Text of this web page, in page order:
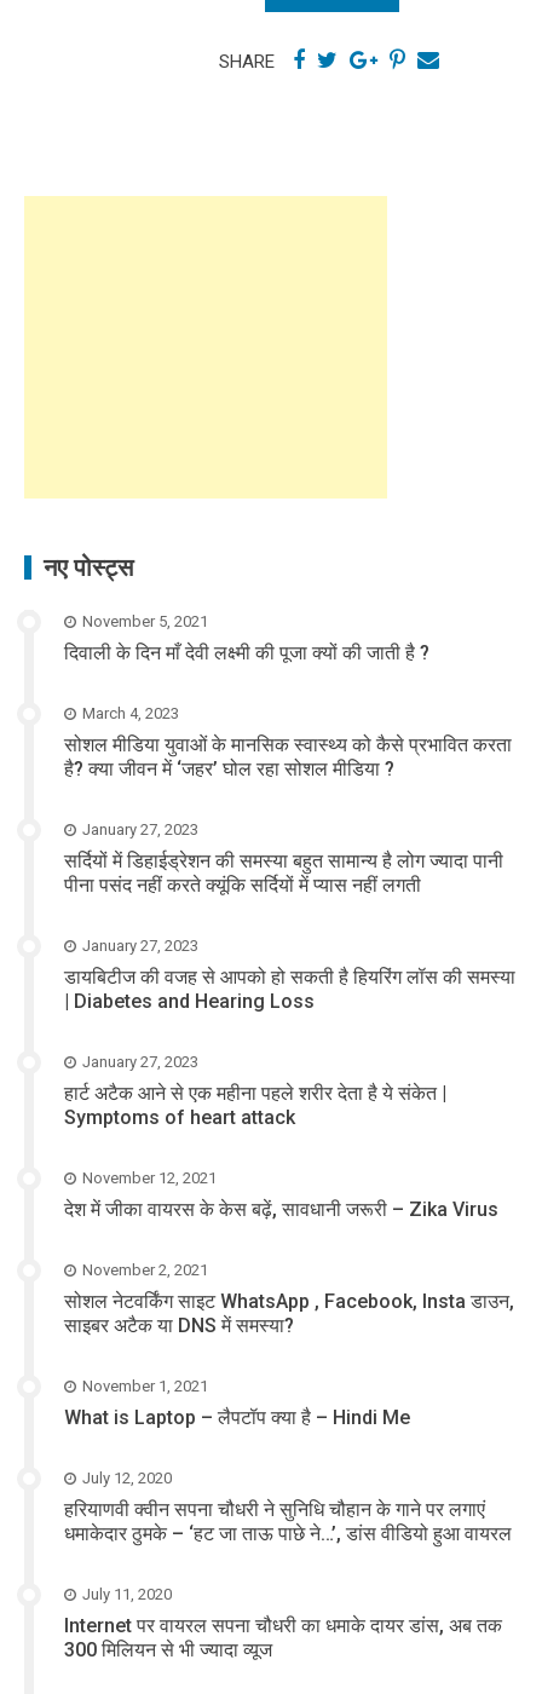
SHARE
नए पोस्ट्स
November 5, 2021
दिवाली के दिन माँ देवी लक्ष्मी की पूजा क्यों की जाती है ?
March 4, 2023
सोशल मीडिया युवाओं के मानसिक स्वास्थ्य को कैसे प्रभावित करता
है? क्या जीवन में ‘जहर’ घोल रहा सोशल मीडिया ?
January 27, 2023
सर्दियों में डिहाईड्रेशन की समस्या बहुत सामान्य है लोग ज्यादा पानी
पीना पसंद नहीं करते क्यूंकि सर्दियों में प्यास नहीं लगती
January 27, 2023
डायबिटीज की वजह से आपको हो सकती है हियरिंग लॉस की समस्या
| Diabetes and Hearing Loss
January 27, 2023
हार्ट अटैक आने से एक महीना पहले शरीर देता है ये संकेत |
Symptoms of heart attack
November 12, 2021
देश में जीका वायरस के केस बढ़ें, सावधानी जरूरी – Zika Virus
November 2, 2021
सोशल नेटवर्किंग साइट WhatsApp , Facebook, Insta डाउन,
साइबर अटैक या DNS में समस्या?
November 1, 2021
What is Laptop – लैपटॉप क्या है – Hindi Me
July 12, 2020
हरियाणवी क्वीन सपना चौधरी ने सुनिधि चौहान के गाने पर लगाएं
धमाकेदार ठुमके – ‘हट जा ताऊ पाछे ने…’, डांस वीडियो हुआ वायरल
July 11, 2020
Internet पर वायरल सपना चौधरी का धमाके दायर डांस, अब तक
300 मिलियन से भी ज्यादा व्यूज